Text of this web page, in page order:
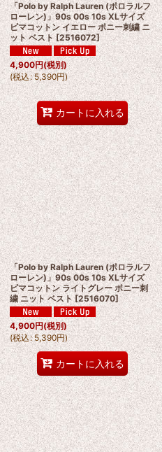
「Polo by Ralph Lauren (ポロラルフ
ローレン)」90s 00s 10s XLサイズ
ピマコットン イエロー ポニー刺繍 ニ
ット ベスト [2516072]
4,900円(税別)
(税込: 5,390円)
カートに入れる
「Polo by Ralph Lauren (ポロラルフ
ローレン)」90s 00s 10s XLサイズ
ピマコットン ライトグレー ポニー刺
繍 ニット ベスト [2516070]
4,900円(税別)
(税込: 5,390円)
カートに入れる